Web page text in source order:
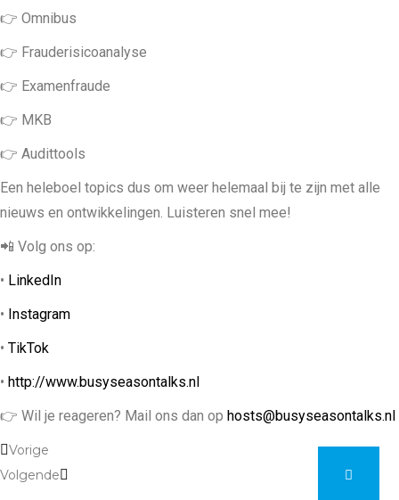
👉 Omnibus
👉 Frauderisicoanalyse
👉 Examenfraude
👉 MKB
👉 Audittools
Een heleboel topics dus om weer helemaal bij te zijn met alle
nieuws en ontwikkelingen. Luisteren snel mee!
📲 Volg ons op:
• LinkedIn
• Instagram
• TikTok
• http://www.busyseasontalks.nl
👉 Wil je reageren? Mail ons dan op hosts@busyseasontalks.nl
Vorige
Volgende